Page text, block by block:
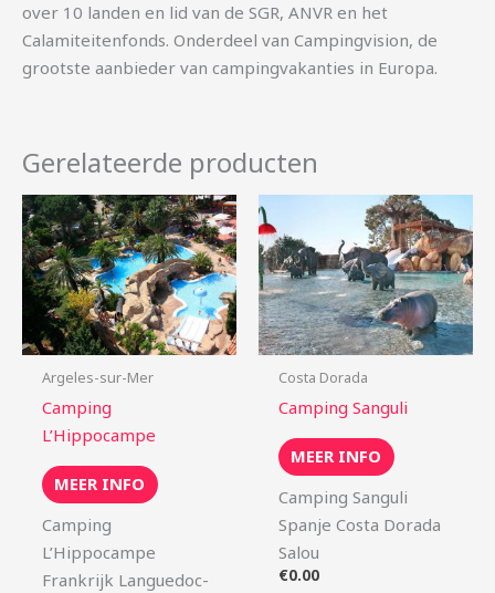
over 10 landen en lid van de SGR, ANVR en het
Calamiteitenfonds. Onderdeel van Campingvision, de
grootste aanbieder van campingvakanties in Europa.
Gerelateerde producten
Argeles-sur-Mer
Camping
L’Hippocampe
MEER INFO
Camping
L’Hippocampe
Frankrijk Languedoc-
Costa Dorada
Camping Sanguli
MEER INFO
Camping Sanguli
Spanje Costa Dorada
Salou
€0.00